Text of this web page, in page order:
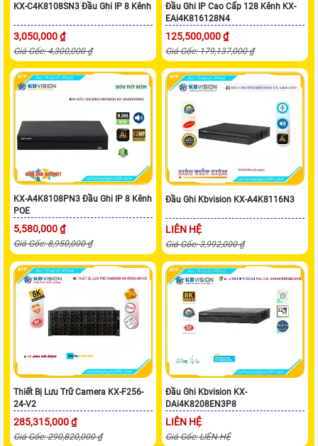
KX-C4K8108SN3 Đầu Ghi IP 8 Kênh
3,050,000 ₫
Giá Gốc: 4,300,000 ₫
Đầu Ghi IP Cao Cấp 128 Kênh KX-
EAi4K816128N4
125,500,000 ₫
Giá Gốc: 179,137,000 ₫
KX-A4K8108PN3 Đầu Ghi IP 8 Kênh
POE
5,580,000 ₫
Giá Gốc: 8,950,000 ₫
Đầu Ghi Kbvision KX-A4K8116N3
LIÊN HỆ
Giá Gốc: 3,992,000 ₫
Thiết Bị Lưu Trữ Camera KX-F256-
24-V2
285,315,000 ₫
Giá Gốc: 290,820,000 ₫
Đầu Ghi Kbvision KX-
DAi4K8208EN3P8
LIÊN HỆ
Giá Gốc: LIÊN HỆ